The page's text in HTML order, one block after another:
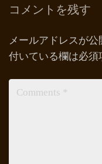
コメントを残す
メールアドレスが公
付いている欄は必須